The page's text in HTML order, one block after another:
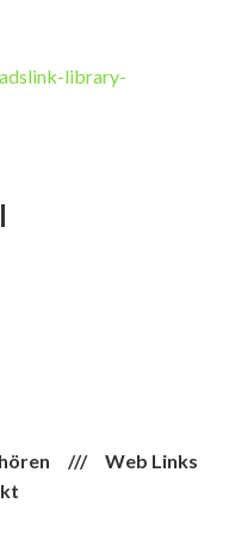
/// Web Links